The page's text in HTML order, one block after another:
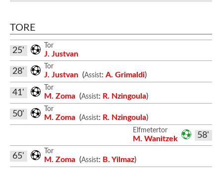
TORE
Tor
J. Justvan
25'
Tor
J. Justvan (Assist: A. Grimaldi)
28'
Tor
M. Zoma (Assist: R. Nzingoula)
41'
Tor
M. Zoma (Assist: R. Nzingoula)
50'
58'
Elfmetertor
M. Wanitzek
Tor
M. Zoma (Assist: B. Yilmaz)
65'